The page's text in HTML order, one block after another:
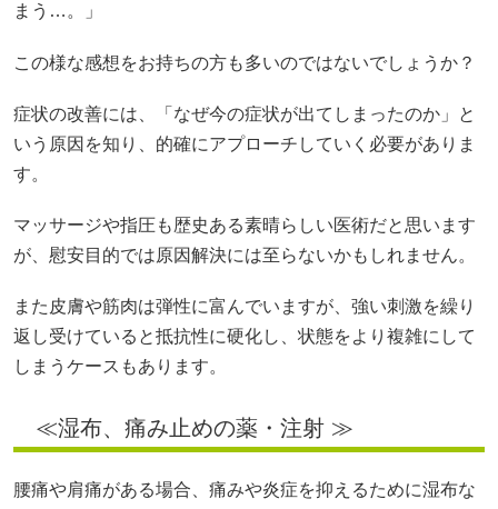
まう…。」
この様な感想をお持ちの方も多いのではないでしょうか？
症状の改善には、「なぜ今の症状が出てしまったのか」と
いう原因を知り、的確にアプローチしていく必要がありま
す。
マッサージや指圧も歴史ある素晴らしい医術だと思います
が、慰安目的では原因解決には至らないかもしれません。
また皮膚や筋肉は弾性に富んでいますが、強い刺激を繰り
返し受けていると抵抗性に硬化し、状態をより複雑にして
しまうケースもあります。
≪湿布、痛み止めの薬・注射 ≫
腰痛や肩痛がある場合、痛みや炎症を抑えるために湿布な